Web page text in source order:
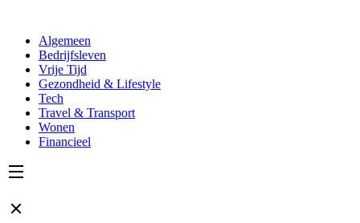
Algemeen
Bedrijfsleven
Vrije Tijd
Gezondheid & Lifestyle
Tech
Travel & Transport
Wonen
Financieel